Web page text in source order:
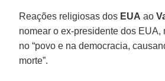
Reações religiosas dos EUA ao
nomear o ex-presidente dos EUA,
no “povo e na democracia,
morte”.